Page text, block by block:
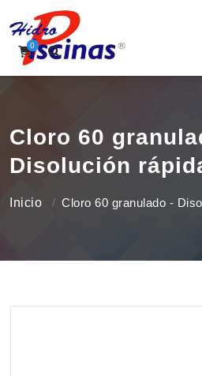
0
Cloro 60
Disolución
Inicio Cloro 60 granulado -